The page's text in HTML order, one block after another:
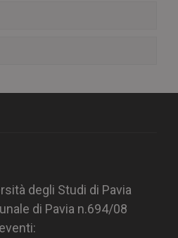
degli Studi di Pavia
di Pavia n.694/08